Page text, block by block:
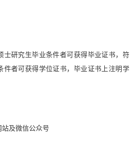
士研究生毕业条件者可获得毕业证书，符
件者可获得学位证书，毕业证书上注明学
站及微信公众号